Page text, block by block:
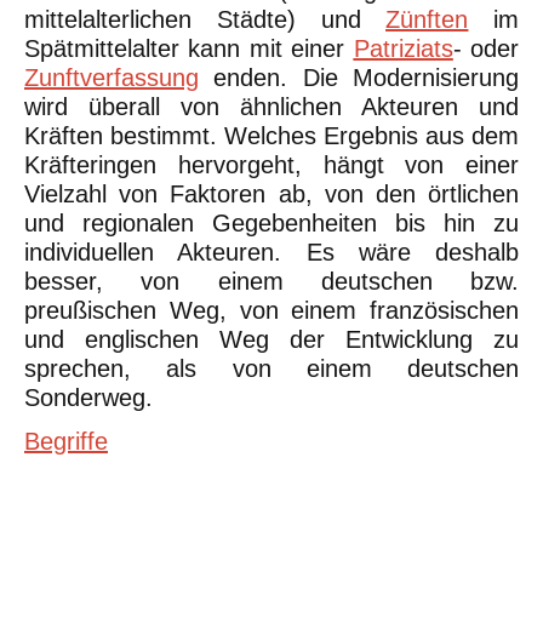
mittelalterlichen Städte) undZünften im
Spätmittelalter kann mit einer Patriziats- oder
Zunftverfassung enden. Die Modernisierung
wird überall von ähnlichen Akteuren und
Kräften bestimmt. Welches Ergebnis aus dem
Kräfteringen hervorgeht, hängt von einer
Vielzahl von Faktoren ab, von den örtlichen
und regionalen Gegebenheiten bis hin zu
individuellen Akteuren. Es wäre deshalb
besser, von einem deutschen bzw.
preußischen Weg, von einem französischen
und englischen Weg der Entwicklung zu
sprechen, als von einem deutschen
Sonderweg.
Begriffe